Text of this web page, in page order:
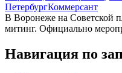
ПетербургКоммерсант
В Воронеже на Советской
митинг. Официально
Навигация по